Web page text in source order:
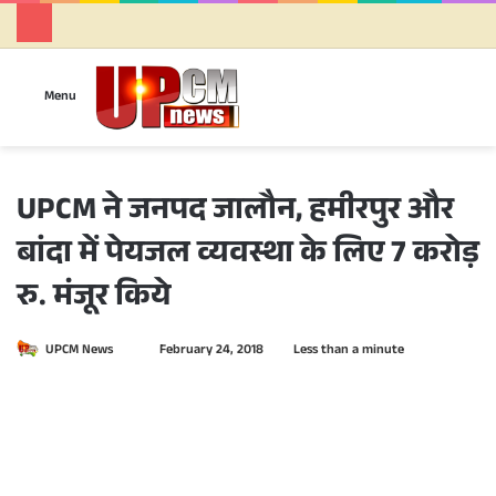
Menu
UPCM ने जनपद जालौन, हमीरपुर और
बांदा में पेयजल व्यवस्था के लिए 7 करोड़
रु. मंजूर किये
UPCM News February 24, 2018 Less than a minute